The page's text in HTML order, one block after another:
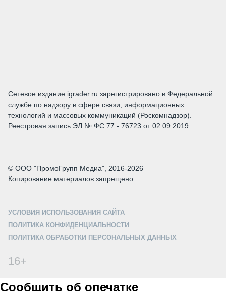
Сетевое издание igrader.ru зарегистрировано в Федеральной
службе по надзору в сфере связи, информационных
технологий и массовых коммуникаций (Роскомнадзор).
Реестровая запись ЭЛ № ФС 77 - 76723 от 02.09.2019
© ООО "ПромоГрупп Медиа", 2016-2026
Копирование материалов запрещено.
УСЛОВИЯ ИСПОЛЬЗОВАНИЯ САЙТА
ПОЛИТИКА КОНФИДЕНЦИАЛЬНОСТИ
ПОЛИТИКА ОБРАБОТКИ ПЕРСОНАЛЬНЫХ ДАННЫХ
16+
Сообщить об опечатке